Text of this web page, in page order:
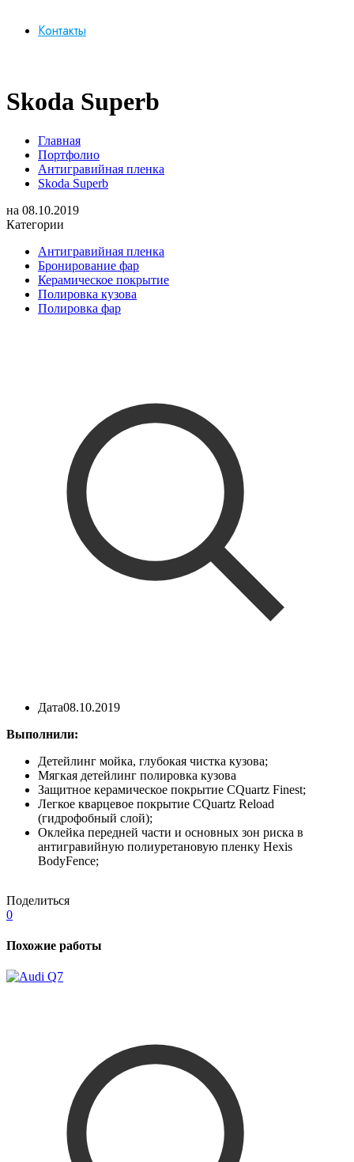
Контакты
Skoda Superb
Главная
Портфолио
Антигравийная пленка
Skoda Superb
на 08.10.2019
Категории
Антигравийная пленка
Бронирование фар
Керамическое покрытие
Полировка кузова
Полировка фар
Дата08.10.2019
Выполнили:
Детейлинг мойка, глубокая чистка кузова;
Мягкая детейлинг полировка кузова
Защитное керамическое покрытие CQuartz Finest;
Легкое кварцевое покрытие CQuartz Reload
(гидрофобный слой);
Оклейка передней части и основных зон риска в
антигравийную полиуретановую пленку Hexis
BodyFence;
Поделиться
0
Похожие работы